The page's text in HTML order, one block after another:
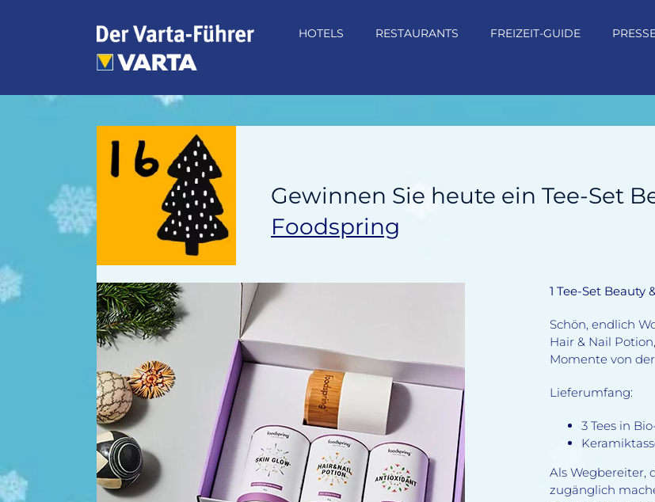
HOTELS RESTAURANTS FREIZEIT-GUIDE
Gewinnen Sie heute ein Tee-Set
Foodspring
1 Tee-Set Beauty
Schön, endlich
Hair & Nail
Momente von
Lieferumfang:
3 Tees in
Als Wegbereiter,
zugänglich